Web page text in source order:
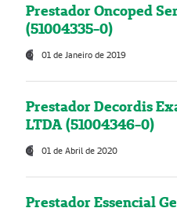
Prestador Oncoped
(51004335-0)
01 de Janeiro de 2019
Prestador Decordis
LTDA (51004346-0)
01 de Abril de 2020
Prestador Essencial